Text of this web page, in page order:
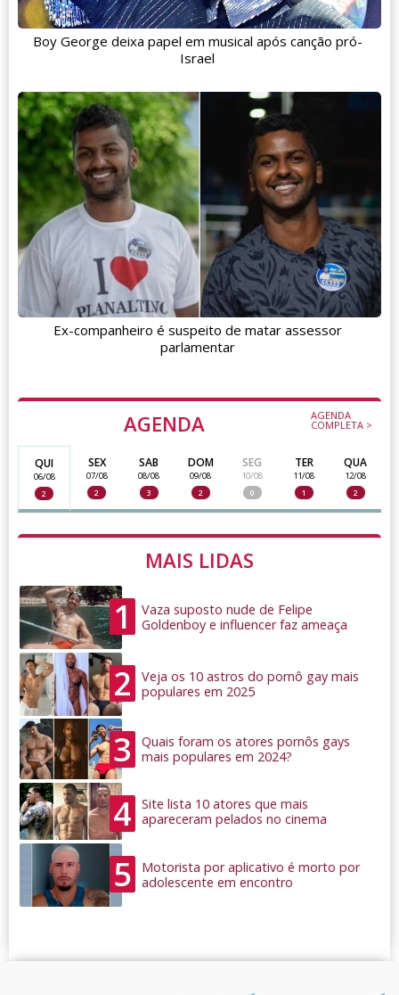
AGENDA AGENDA
COMPLETA >
QUI
06/08
2
SEX
07/08
2
SAB
08/08
3
DOM
09/08
2
SEG
10/08
0
TER
11/08
1
QUA
12/08
2
MAIS LIDAS
1
Vaza suposto nude de Felipe
Goldenboy e influencer faz ameaça
2
Veja os 10 astros do pornô gay mais
populares em 2025
3
Quais foram os atores pornôs gays
mais populares em 2024?
4
Site lista 10 atores que mais
apareceram pelados no cinema
5
Motorista por aplicativo é morto por
adolescente em encontro
Boy George deixa papel em musical após canção pró-
Israel
Ex-companheiro é suspeito de matar assessor
parlamentar